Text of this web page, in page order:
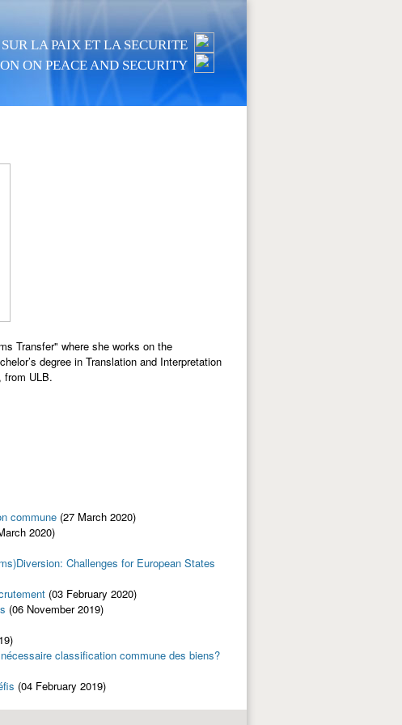
LA PAIX ET LA SECURITE
ON PEACE AND SECURITY
Transfer" where she works on the
degree in Translation and Interpretation
from ULB.
commune (27 March 2020)
2020)
Challenges for European States
(03 February 2020)
(06 November 2019)
classification commune des biens?
(04 February 2019)